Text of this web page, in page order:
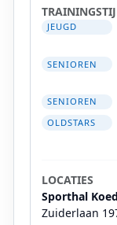
JEUGD
SENIOREN
SENIOREN
OLDSTARS
LOCATIES
Sporthal
Zuiderlaan